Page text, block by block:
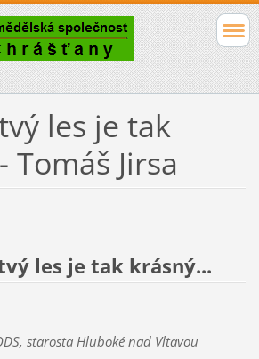
les je tak
Tomáš Jirsa
les je tak krásný...
starosta Hluboké nad Vltavou